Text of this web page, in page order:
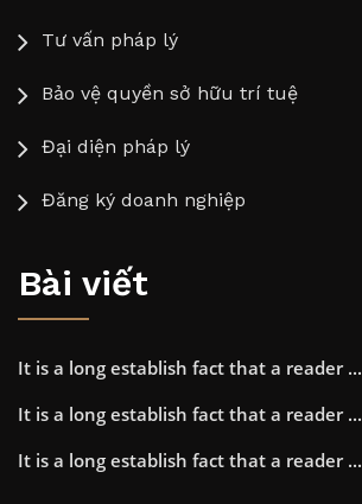
Tư vấn pháp lý
Bảo vệ quyền sở hữu trí tuệ
Đại diện pháp lý
Đăng ký doanh nghiệp
Bài viết
It is a long establish fact that a reader ...
It is a long establish fact that a reader ...
It is a long establish fact that a reader ...